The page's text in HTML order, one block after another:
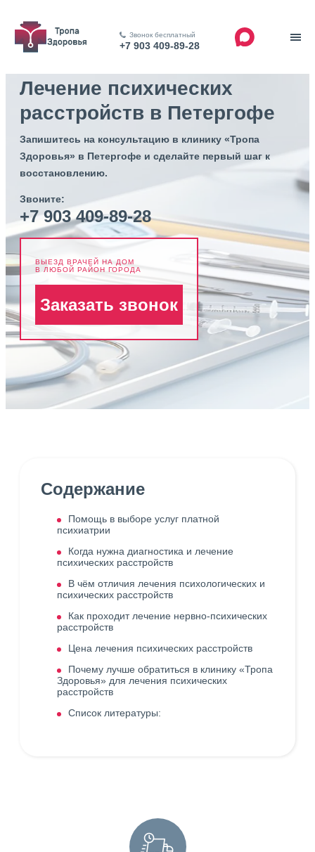
Звонок бесплатный
+7 903 409-89-28
Лечение психических
расстройств в Петергофе
Запишитесь на консультацию в клинику «Тропа
Здоровья» в Петергофе и сделайте первый шаг к
восстановлению.
Звоните:
+7 903 409-89-28
ВЫЕЗД ВРАЧЕЙ НА ДОМ
В ЛЮБОЙ РАЙОН ГОРОДА
Заказать звонок
Содержание
Помощь в выборе услуг платной
психиатрии
Когда нужна диагностика и лечение
психических расстройств
В чём отличия лечения психологических и
психических расстройств
Как проходит лечение нервно-психических
расстройств
Цена лечения психических расстройств
Почему лучше обратиться в клинику «Тропа
Здоровья» для лечения психических
расстройств
Список литературы: